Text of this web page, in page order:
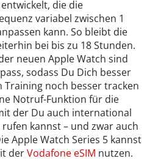
die die
variabel zwischen 1
kann. So bleibt die
bei bis zu 18 Stunden.
neuen Apple Watch sind
sodass Du Dich besser
noch besser tracken
Notruf-Funktion für die
der Du auch international
kannst – und zwar auch
Apple Watch Series 5 kannst
derVodafone eSIM nutzen.